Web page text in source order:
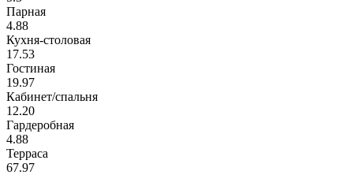
Парная
4.88
Кухня-столовая
17.53
Гостиная
19.97
Кабинет/спальня
12.20
Гардеробная
4.88
Терраса
67.97